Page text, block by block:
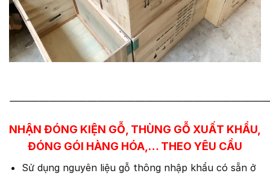
NHẬN ĐÓNG KIỆN GỖ, THÙNG GỖ XUẤT KHẨU,
ĐÓNG GÓI HÀNG HÓA,… THEO YÊU CẦU
Sử dụng nguyên liệu gỗ thông nhập khẩu có sẵn ở